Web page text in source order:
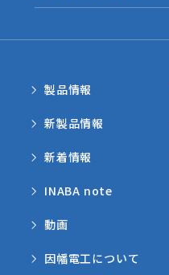
製品情報
新製品情報
新着情報
INABA note
動画
因幡電工について